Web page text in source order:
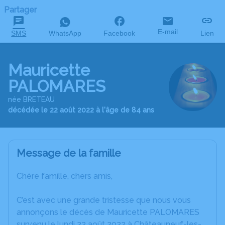
Partager
SMS WhatsApp Facebook E-mail Lien
Mauricette
PALOMARES
née BRETEAU
décédée le 22 août 2022 à l'âge de 84 ans
Message de la famille
Chère famille, chers amis,
C’est avec une grande tristesse que nous vous
annonçons le décès de Mauricette PALOMARES